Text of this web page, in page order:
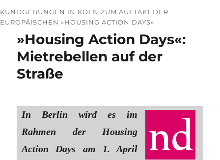
KUNDGEBUNGEN IN KÖLN ZUM AUFTAKT DER
EUROPÄISCHEN »HOUSING ACTION DAYS«
»Housing Action Days«:
Mietrebellen auf der
Straße
In Berlin wird es im
Rahmen der Housing
Action Days am 1. April